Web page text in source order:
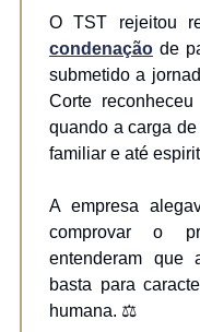
O TST rejeitou
condenação de
submetido a
Corte
quando a carga
familiar e até
A empresa
comprovar o
entenderam que
basta para
humana. ⚖️